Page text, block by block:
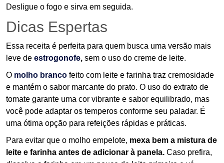
Desligue o fogo e sirva em seguida.
Dicas Espertas
Essa receita é perfeita para quem busca uma versão mais
leve de estrogonofe, sem o uso do creme de leite.
O molho branco feito com leite e farinha traz cremosidade
e mantém o sabor marcante do prato. O uso do extrato de
tomate garante uma cor vibrante e sabor equilibrado, mas
você pode adaptar os temperos conforme seu paladar. É
uma ótima opção para refeições rápidas e práticas.
Para evitar que o molho empelote, mexa bem a mistura de
leite e farinha antes de adicionar à panela. Caso prefira,